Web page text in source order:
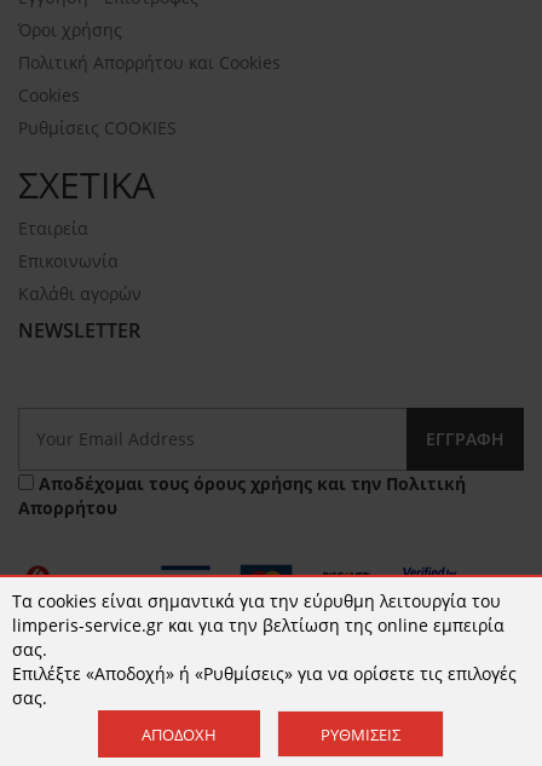
Όροι χρήσης
Πολιτική Απορρήτου και Cookies
Cookies
Ρυθμίσεις COOKIES
ΣΧΕΤΙΚΑ
Εταιρεία
Επικοινωνία
Καλάθι αγορών
NEWSLETTER
ΕΓΓΡΑΦΉ
Αποδέχομαι τους όρους χρήσης και την Πολιτική
Απορρήτου
© 2026 limperis-service.gr | Κατασκευή ιστοσελίδων -
www.qualityweb.gr
Τα cookies είναι σημαντικά για την εύρυθμη λειτουργία του
limperis-service.gr και για την βελτίωση της online εμπειρία
σας.
Επιλέξτε «Αποδοχή» ή «Ρυθμίσεις» για να ορίσετε τις επιλογές
σας.
ΑΠΟΔΟΧΉ ΡΥΘΜΊΣΕΙΣ